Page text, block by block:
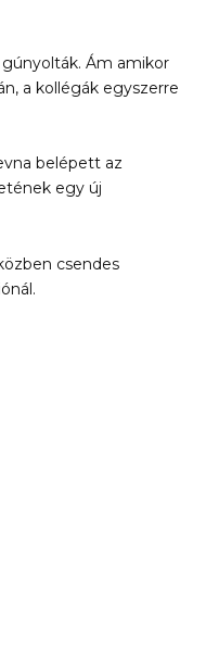
Ám amikor
a kollégák egyszerre
belépett az
egy új
csendes